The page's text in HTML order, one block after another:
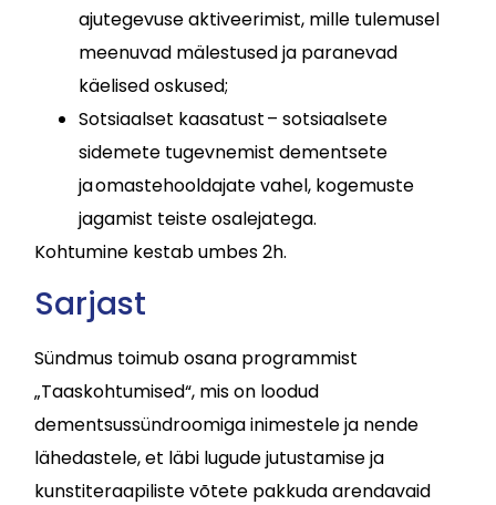
ajutegevuse aktiveerimist, mille tulemusel
meenuvad mälestused ja paranevad
käelised oskused;
Sotsiaalset kaasatust – sotsiaalsete
sidemete tugevnemist dementsete
ja omastehooldajate vahel, kogemuste
jagamist teiste osalejatega.
Kohtumine kestab umbes 2h.
Sarjast
Sündmus toimub osana programmist
„Taaskohtumised“, mis on loodud
dementsussündroomiga inimestele ja nende
lähedastele, et läbi lugude jutustamise ja
kunstiteraapiliste võtete pakkuda arendavaid